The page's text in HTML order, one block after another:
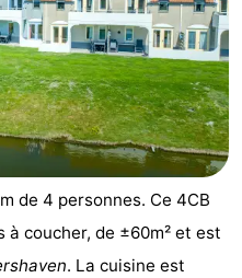
de 4 personnes. Ce 4CB
à coucher, de ±60m² et est
. La cuisine est